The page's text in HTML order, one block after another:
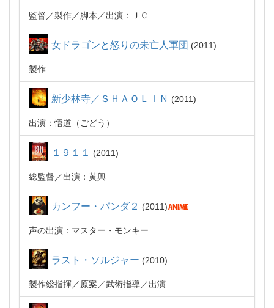
監督 製作 脚本 出演：ＪＣ
女ドラゴンと怒りの未亡人軍団 2011
製作
新少林寺／ＳＨＡＯＬＩＮ 2011
出演：悟道（ごどう）
１９１１ 2011
総監督 出演：黄興
カンフー・パンダ２ 2011
声の出演：マスター・モンキー
ラスト・ソルジャー 2010
製作総指揮 原案 武術指導 出演